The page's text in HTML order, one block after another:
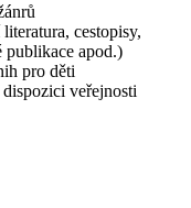
cestopisy,
publikace apod.)
pro děti
veřejnosti